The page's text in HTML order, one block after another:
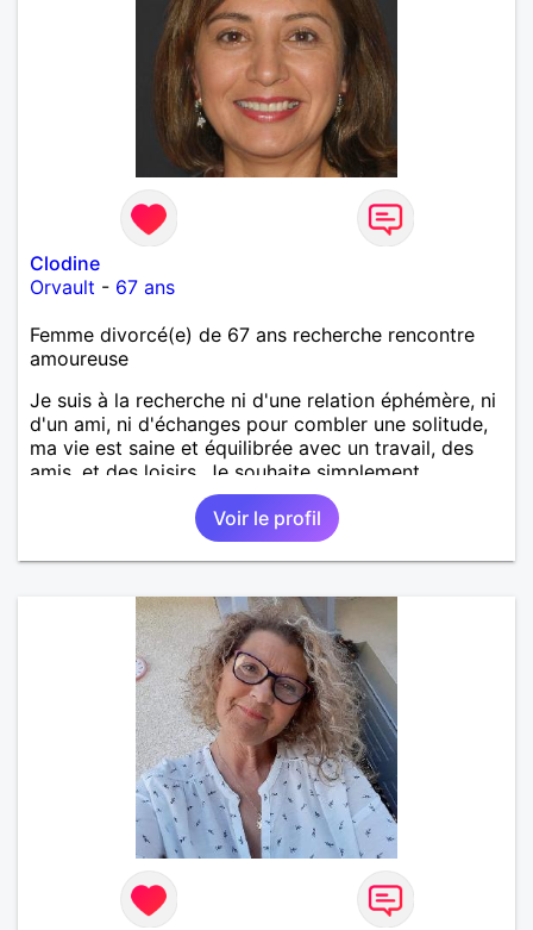
Clodine
Orvault - 67 ans
Femme divorcé(e) de 67 ans recherche rencontre
amoureuse
Je suis à la recherche ni d'une relation éphémère, ni
d'un ami, ni d'échanges pour combler une solitude,
ma vie est saine et équilibrée avec un travail, des
amis, et des loisirs. Je souhaite simplement
rencontrer un homme de la région de Orvault qui
recherche une relation sérieuse !
Voir le profil